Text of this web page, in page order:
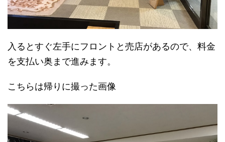
入るとすぐ左手にフロントと売店があるので、料金
を支払い奥まで進みます。
こちらは帰りに撮った画像